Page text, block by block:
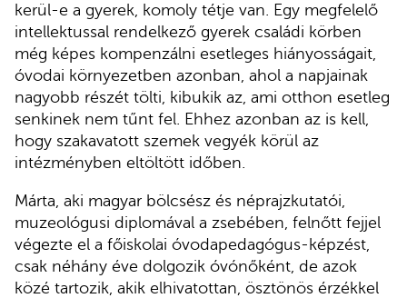
kerül-e a gyerek, komoly tétje van. Egy megfelelő
intellektussal rendelkező gyerek családi körben
még képes kompenzálni esetleges hiányosságait,
óvodai környezetben azonban, ahol a napjainak
nagyobb részét tölti, kibukik az, ami otthon esetleg
senkinek nem tűnt fel. Ehhez azonban az is kell,
hogy szakavatott szemek vegyék körül az
intézményben eltöltött időben.
Márta, aki magyar bölcsész és néprajzkutatói,
muzeológusi diplomával a zsebében, felnőtt fejjel
végezte el a főiskolai óvodapedagógus-képzést,
csak néhány éve dolgozik óvónőként, de azok
közé tartozik, akik elhivatottan, ösztönös érzékkel